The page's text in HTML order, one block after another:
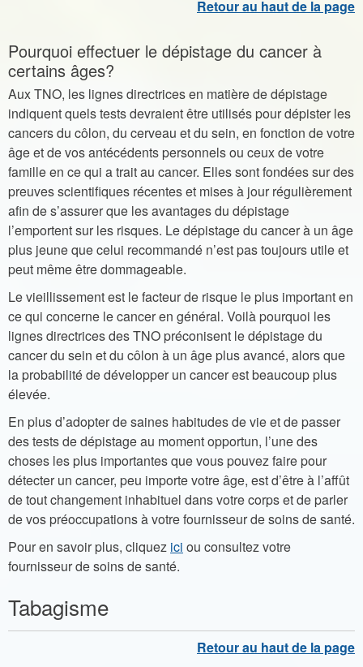
Pourquoi effectuer le dépistage du cancer à
certains âges?
Aux TNO, les lignes directrices en matière de dépistage
indiquent quels tests devraient être utilisés pour dépister les
cancers du côlon, du cerveau et du sein, en fonction de votre
âge et de vos antécédents personnels ou ceux de votre
famille en ce qui a trait au cancer. Elles sont fondées sur des
preuves scientifiques récentes et mises à jour régulièrement
afin de s’assurer que les avantages du dépistage
l’emportent sur les risques. Le dépistage du cancer à un âge
plus jeune que celui recommandé n’est pas toujours utile et
peut même être dommageable.
Le vieillissement est le facteur de risque le plus important en
ce qui concerne le cancer en général. Voilà pourquoi les
lignes directrices des TNO préconisent le dépistage du
cancer du sein et du côlon à un âge plus avancé, alors que
la probabilité de développer un cancer est beaucoup plus
élevée.
En plus d’adopter de saines habitudes de vie et de passer
des tests de dépistage au moment opportun, l’une des
choses les plus importantes que vous pouvez faire pour
détecter un cancer, peu importe votre âge, est d’être à l’affût
de tout changement inhabituel dans votre corps et de parler
de vos préoccupations à votre fournisseur de soins de santé.
Pour en savoir plus, cliquez ici ou consultez votre
fournisseur de soins de santé.
Tabagisme